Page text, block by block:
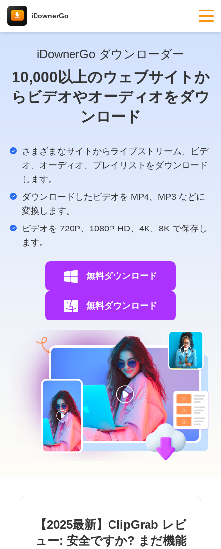
iDownerGo
iDownerGo ダウンローダー
10,000以上のウェブサイトか
らビデオやオーディオをダウ
ンロード
さまざまなサイトからライブストリーム、ビデ
オ、オーディオ、プレイリストをダウンロード
します。
ダウンロードしたビデオを MP4、MP3 などに
変換します。
ビデオを 720P、1080P HD、4K、8K で保存し
ます。
無料ダウンロード
無料ダウンロード
【2025最新】ClipGrab レビ
ュー: 安全ですか? まだ機能